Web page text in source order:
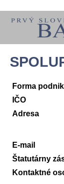
Forma
IČO
Adresa
E-mail
Štatutárny
Kontaktné